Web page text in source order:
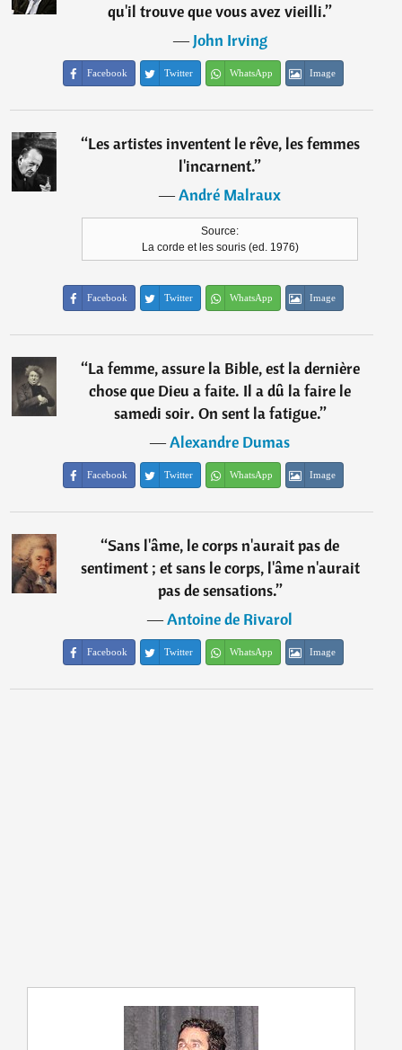
qu'il trouve que vous avez vieilli.”
―John Irving
Facebook Twitter WhatsApp Image
“Les artistes inventent le rêve, les femmes
l'incarnent.”
―André Malraux
Source:
La corde et les souris (ed. 1976)
Facebook Twitter WhatsApp Image
“La femme, assure la Bible, est la dernière
chose que Dieu a faite. Il a dû la faire le
samedi soir. On sent la fatigue.”
―Alexandre Dumas
Facebook Twitter WhatsApp Image
“Sans l'âme, le corps n'aurait pas de
sentiment ; et sans le corps, l'âme n'aurait
pas de sensations.”
―Antoine de Rivarol
Facebook Twitter WhatsApp Image